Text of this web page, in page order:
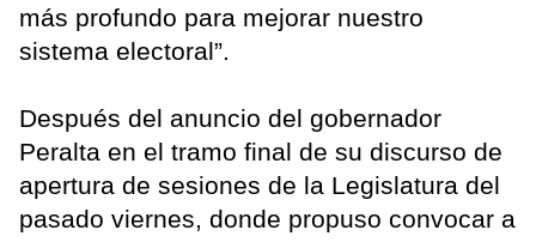
más profundo para mejorar nuestro
sistema electoral”.
Después del anuncio del gobernador
Peralta en el tramo final de su discurso de
apertura de sesiones de la Legislatura del
pasado viernes, donde propuso convocar a